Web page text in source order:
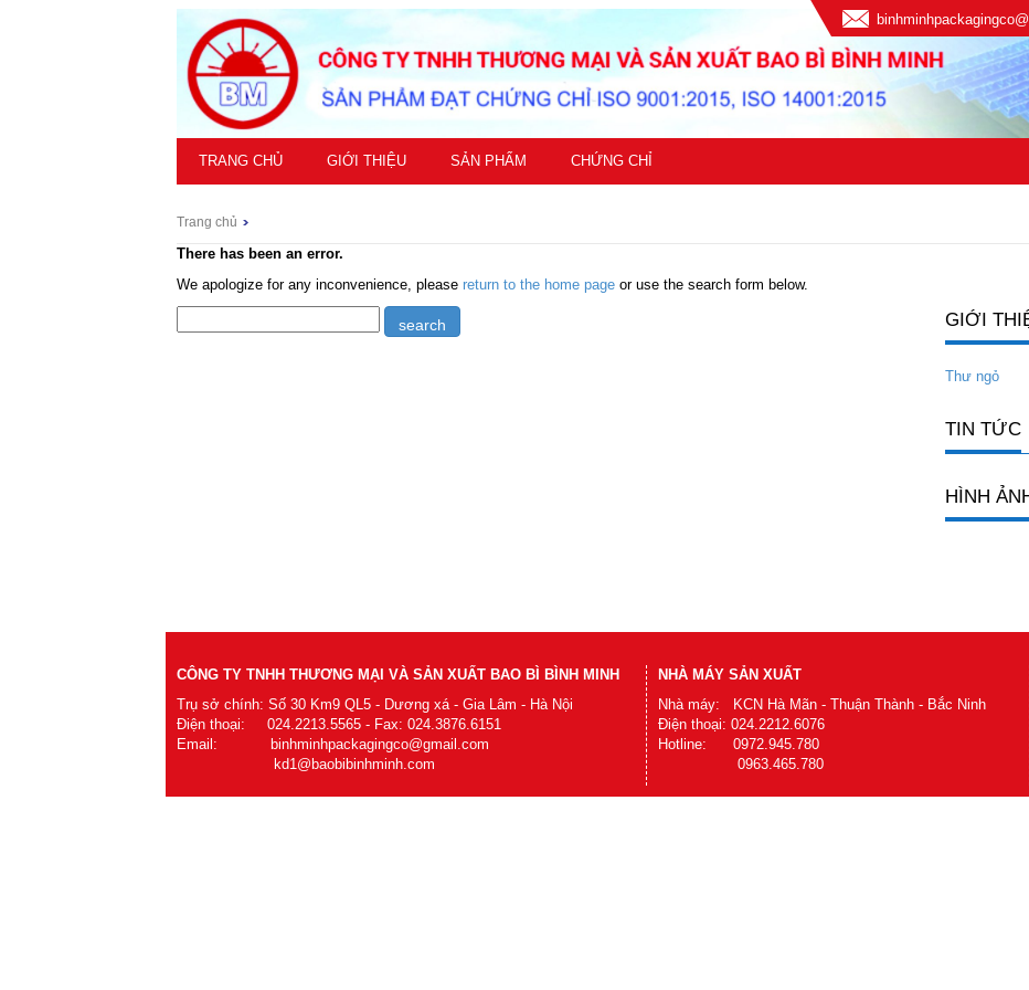
TRANG CHỦ GIỚI THIỆU SẢN PHẨM CHỨNG CHỈ
Trang chủ
There has been an error.
We apologize for any inconvenience, please return to the home page or use the search form below.
GIỚI
Thư ngỏ
TIN TỨC
HÌNH
CÔNG TY TNHH THƯƠNG MẠI VÀ SẢN XUẤT BAO BÌ BÌNH MINH
Trụ sở chính: Số 30 Km9 QL5 - Dương xá - Gia Lâm - Hà Nội
Điện thoại: 024.2213.5565 - Fax: 024.3876.6151
Email: binhminhpackagingco@gmail.com
kd1@baobibinhminh.com
NHÀ MÁY SẢN XUẤT
Nhà máy: KCN Hà Mãn - Thuận Thành - Bắc Ninh
Điện thoại: 024.2212.6076
Hotline: 0972.945.780
0963.465.780